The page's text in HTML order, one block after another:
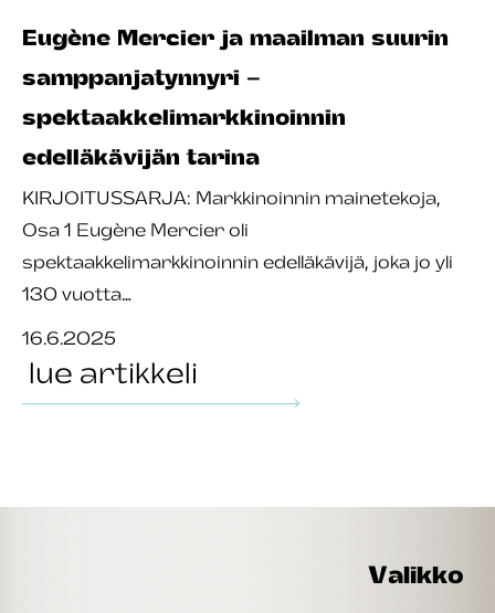
Eugène Mercier ja maailman suurin
samppanjatynnyri –
spektaakkelimarkkinoinnin
edelläkävijän tarina
KIRJOITUSSARJA: Markkinoinnin mainetekoja,
Osa 1 Eugène Mercier oli
spektaakkelimarkkinoinnin edelläkävijä, joka jo yli
130 vuotta…
16.6.2025
lue artikkeli
Valikko